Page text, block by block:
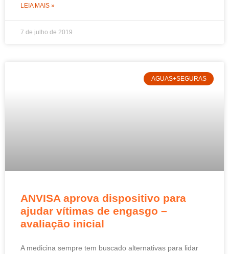
LEIA MAIS »
7 de julho de 2019
AGUAS+SEGURAS
ANVISA aprova dispositivo para
ajudar vítimas de engasgo –
avaliação inicial
A medicina sempre tem buscado alternativas para lidar